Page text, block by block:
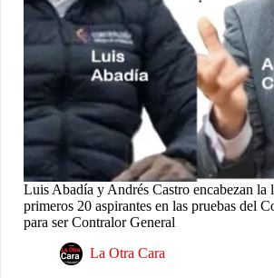
Luis Abadía y Andrés Castro encabezan la
primeros 20 aspirantes en las pruebas del
para ser Contralor General
La Otra Cara